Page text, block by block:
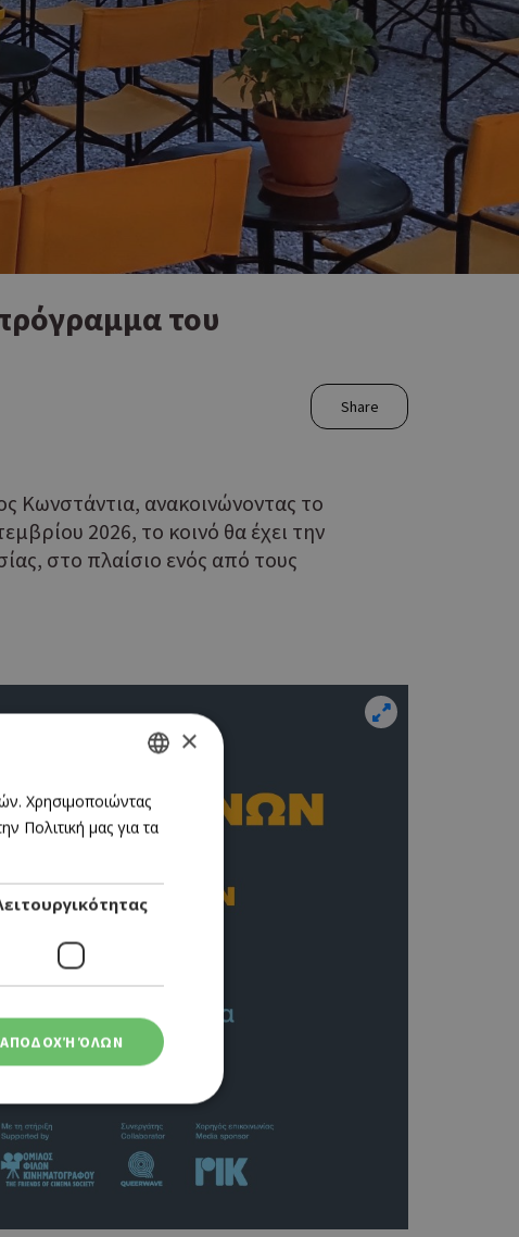
του
Share
Κωνστάντια, ανακοινώνοντας το
2026, το κοινό θα έχει την
στο πλαίσιο ενός από τους
GREEK
ENGLISH
×
Χρησιμοποιώντας
Πολιτική μας για τα
ΑΠΟΔΟΧΉ ΌΛΩΝ
λογαριασμού. Ο